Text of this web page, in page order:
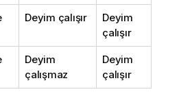
Deyim çalışır
Deyim
çalışır
Deyim
çalışmaz
Deyim
çalışır